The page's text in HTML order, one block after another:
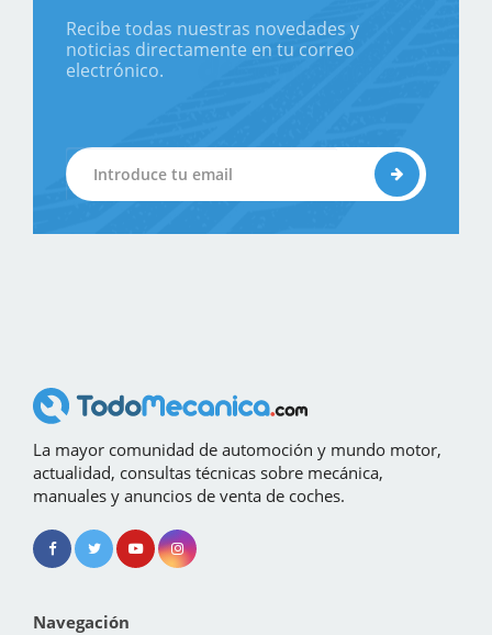
Recibe todas nuestras novedades y
noticias directamente en tu correo
electrónico.
La mayor comunidad de automoción y mundo motor,
actualidad, consultas técnicas sobre mecánica,
manuales y anuncios de venta de coches.
Navegación